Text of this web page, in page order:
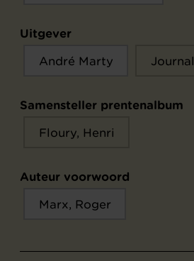
Uitgever
André Marty
Samensteller prentenalbum
Floury, Henri
Auteur voorwoord
Marx, Roger